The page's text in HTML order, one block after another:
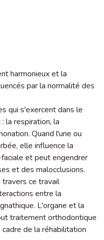
harmonieux et la
par la normalité des
qui s'exercent dans le
la respiration, la
Quand l'une ou
elle influence la
et peut engendrer
et des malocclusions.
ce travail
entre la
L'organe et la
traitement orthodontique
de la réhabilitation